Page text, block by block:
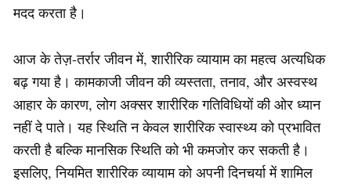
मदद करता है।
आज के तेज़-तर्रार जीवन में, शारीरिक व्यायाम का महत्व अत्यधिक
बढ़ गया है। कामकाजी जीवन की व्यस्तता, तनाव, और अस्वस्थ
आहार के कारण, लोग अक्सर शारीरिक गतिविधियों की ओर ध्यान
नहीं दे पाते। यह स्थिति न केवल शारीरिक स्वास्थ्य को प्रभावित
करती है बल्कि मानसिक स्थिति को भी कमजोर कर सकती है।
इसलिए, नियमित शारीरिक व्यायाम को अपनी दिनचर्या में शामिल